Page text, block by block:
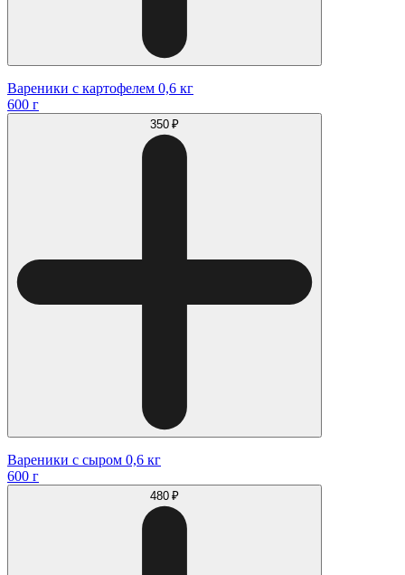
Вареники с картофелем 0,6 кг
600 г
350 ₽
Вареники с сыром 0,6 кг
600 г
480 ₽